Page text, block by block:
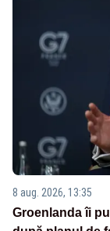
8 aug. 2026, 13:35
Groenlanda îi